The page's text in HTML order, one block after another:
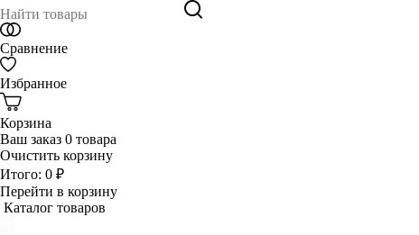
Сравнение
Избранное
Корзина
Ваш заказ 0 товара
Очистить корзину
Итого: 0 ₽
Перейти в корзину
Каталог товаров